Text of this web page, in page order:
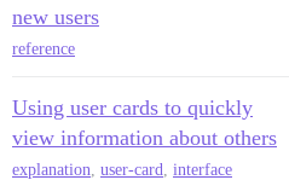
new users
reference
Using user cards to quickly
view information about others
explanation, user-card, interface